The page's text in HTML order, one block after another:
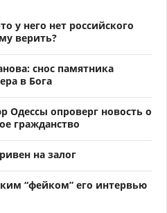
у него нет российского
верить?
снос памятника
в Бога
Одессы опроверг новость о
гражданство
на залог
“фейком” его интервью